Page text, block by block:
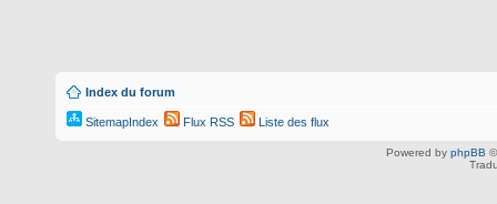
Index du forum
SitemapIndex Flux RSS Liste des flux
Powered by phpBB